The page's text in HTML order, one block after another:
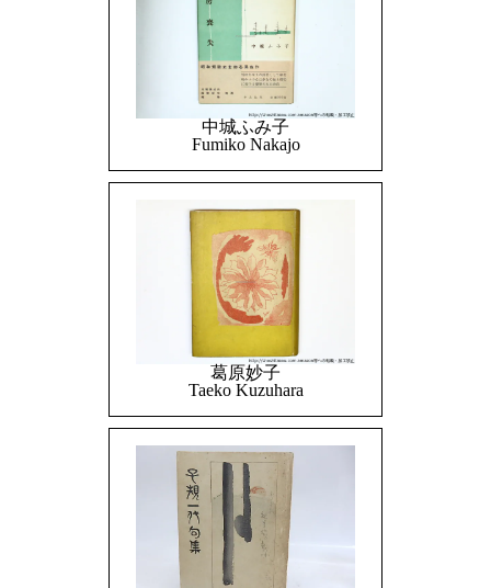
中城ふみ子
Fumiko Nakajo
葛原妙子
Taeko Kuzuhara